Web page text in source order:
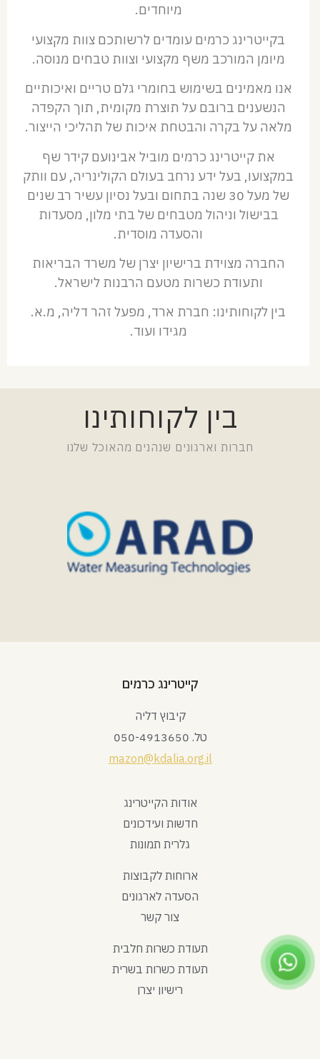
מיוחדים.
בקייטרינג כרמים עומדים לרשותכם צוות מקצועי
מיומן המורכב משף מקצועי וצוות טבחים מנוסה.
אנו מאמינים בשימוש בחומרי גלם טריים ואיכותיים
הנשענים ברובם על תוצרת מקומית, תוך הקפדה
מלאה על בקרה והבטחת איכות של תהליכי הייצור.
את קייטרינג כרמים מוביל אבינועם קידר שף
במקצועו, בעל ידע נרחב בעולם הקולינריה, עם וותק
של מעל 30 שנה בתחום ובעל נסיון עשיר רב שנים
בבישול וניהול מטבחים של בתי מלון, מסעדות
והסעדה מוסדית.
החברה מצוידת ברישיון יצרן של משרד הבריאות
ותעודת כשרות מטעם הרבנות לישראל.
בין לקוחותינו: חברת ארד, מפעל זהר דליה, מ.א.
מגידו ועוד.
בין לקוחותינו
חברות וארגונים שנהנים מהאוכל שלנו
קייטרינג כרמים
קיבוץ דליה
טל. 050-4913650
mazon@kdalia.org.il
אודות הקייטרינג
חדשות ועידכונים
גלרית תמונות
ארוחות לקבוצות
הסעדה לארגונים
צור קשר
תעודת כשרות חלבית
תעודת כשרות בשרית
רישיון יצרן